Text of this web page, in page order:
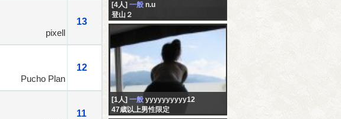
13
pixell
12
Pucho Plan
11
[4人] 一般 n.u
登山２
[1人] 一般 yyyyyyyyyy12
47歳以上男性限定